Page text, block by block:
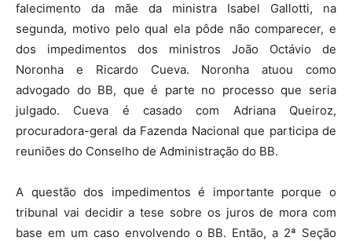
falecimento da mãe da ministra Isabel Gallotti, na
segunda, motivo pelo qual ela pôde não comparecer, e
dos impedimentos dos ministros João Octávio de
Noronha e Ricardo Cueva. Noronha atuou como
advogado do BB, que é parte no processo que seria
julgado. Cueva é casado com Adriana Queiroz,
procuradora-geral da Fazenda Nacional que participa de
reuniões do Conselho de Administração do BB.
A questão dos impedimentos é importante porque o
tribunal vai decidir a tese sobre os juros de mora com
base em um caso envolvendo o BB. Então, a 2ª Seção